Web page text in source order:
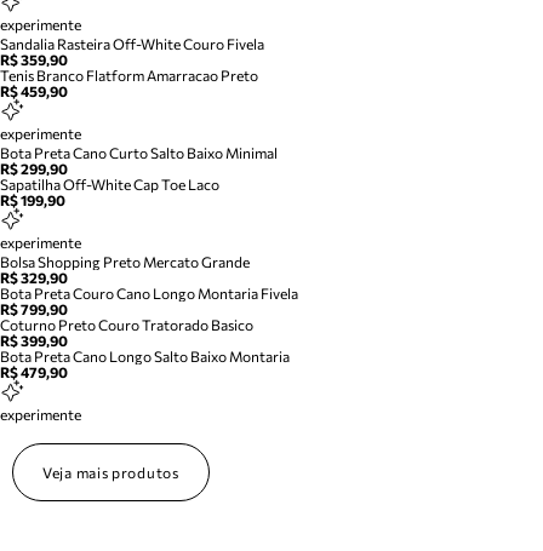
experimente
Sandalia Rasteira Off-White Couro Fivela
R$ 359,90
Tenis Branco Flatform Amarracao Preto
R$ 459,90
experimente
Bota Preta Cano Curto Salto Baixo Minimal
R$ 299,90
Sapatilha Off-White Cap Toe Laco
R$ 199,90
experimente
Bolsa Shopping Preto Mercato Grande
R$ 329,90
Bota Preta Couro Cano Longo Montaria Fivela
R$ 799,90
Coturno Preto Couro Tratorado Basico
R$ 399,90
Bota Preta Cano Longo Salto Baixo Montaria
R$ 479,90
experimente
Veja mais produtos